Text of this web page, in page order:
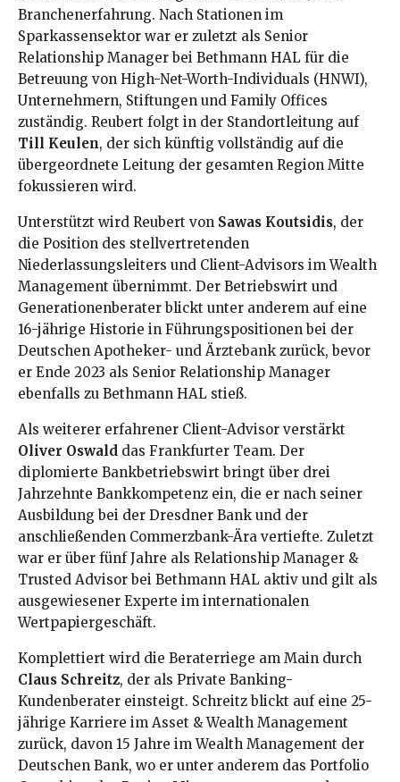
Branchenerfahrung. Nach Stationen im
Sparkassensektor war er zuletzt als Senior
Relationship Manager bei Bethmann HAL für die
Betreuung von High-Net-Worth-Individuals (HNWI),
Unternehmern, Stiftungen und Family Offices
zuständig. Reubert folgt in der Standortleitung auf
Till Keulen, der sich künftig vollständig auf die
übergeordnete Leitung der gesamten Region Mitte
fokussieren wird.
Unterstützt wird Reubert von Sawas Koutsidis, der
die Position des stellvertretenden
Niederlassungsleiters und Client-Advisors im Wealth
Management übernimmt. Der Betriebswirt und
Generationenberater blickt unter anderem auf eine
16-jährige Historie in Führungspositionen bei der
Deutschen Apotheker- und Ärztebank zurück, bevor
er Ende 2023 als Senior Relationship Manager
ebenfalls zu Bethmann HAL stieß.
Als weiterer erfahrener Client-Advisor verstärkt
Oliver Oswald das Frankfurter Team. Der
diplomierte Bankbetriebswirt bringt über drei
Jahrzehnte Bankkompetenz ein, die er nach seiner
Ausbildung bei der Dresdner Bank und der
anschließenden Commerzbank-Ära vertiefte. Zuletzt
war er über fünf Jahre als Relationship Manager &
Trusted Advisor bei Bethmann HAL aktiv und gilt als
ausgewiesener Experte im internationalen
Wertpapiergeschäft.
Komplettiert wird die Beraterriege am Main durch
Claus Schreitz, der als Private Banking-
Kundenberater einsteigt. Schreitz blickt auf eine 25-
jährige Karriere im Asset & Wealth Management
zurück, davon 15 Jahre im Wealth Management der
Deutschen Bank, wo er unter anderem das Portfolio